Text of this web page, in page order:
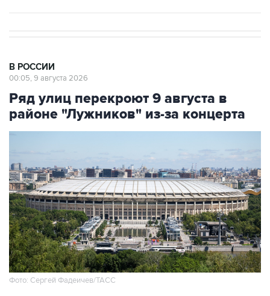
В РОССИИ
00:05, 9 августа 2026
Ряд улиц перекроют 9 августа в
районе "Лужников" из-за концерта
Фото: Сергей Фадеичев/ТАСС